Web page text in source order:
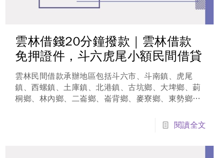
雲林借錢20分鐘撥款｜雲林借款
免押證件，斗六虎尾小額民間借貸
雲林民間借款承辦地區包括斗六市、斗南鎮、虎尾
鎮、西螺鎮、土庫鎮、北港鎮、古坑鄉、大埤鄉、莿
桐鄉、林內鄉、二崙鄉、崙背鄉、麥寮鄉、東勢鄉、
鄉，周邊的縣市如彰化縣、嘉義縣也可以承辦！雲科
當鋪提供多樣化的雲林借款方式，只要確認好自身條
閱讀全文